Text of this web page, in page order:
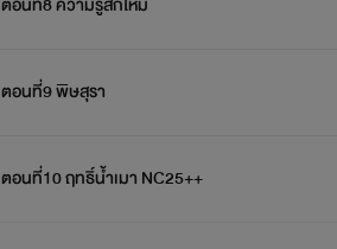
ตอนที่9 พิษสุรา
ตอนที่10 ฤทธิ์น้ำเมา NC25++